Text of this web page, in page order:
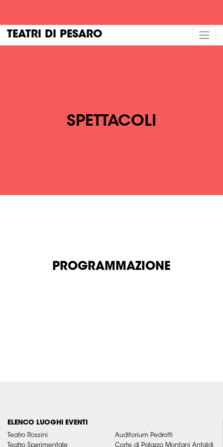
TEATRI DI PESARO
SPETTACOLI
PROGRAMMAZIONE
ELENCO LUOGHI EVENTI
Teatro Rossini
Teatro Sperimentale
Auditorium Pedrotti
Corte di Palazzo Montani Antaldi